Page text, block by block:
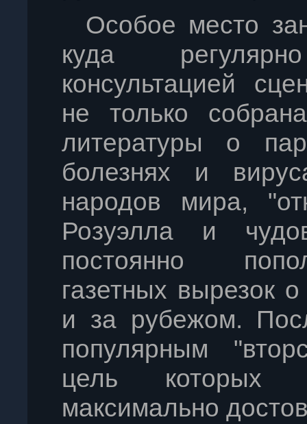
Особое место
куда
консультацией
не только
литературы о
болезнях и
народов мира,
Розуэлла и
постоянно
газетных вырезок
и за рубежом.
популярным
цель которых
максимально